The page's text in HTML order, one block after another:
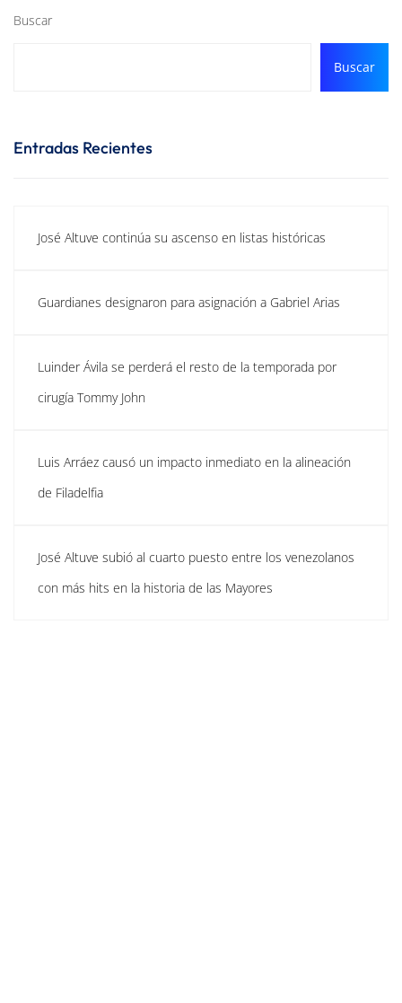
Buscar
Buscar
Entradas Recientes
José Altuve continúa su ascenso en listas históricas
Guardianes designaron para asignación a Gabriel Arias
Luinder Ávila se perderá el resto de la temporada por
cirugía Tommy John
Luis Arráez causó un impacto inmediato en la alineación
de Filadelfia
José Altuve subió al cuarto puesto entre los venezolanos
con más hits en la historia de las Mayores